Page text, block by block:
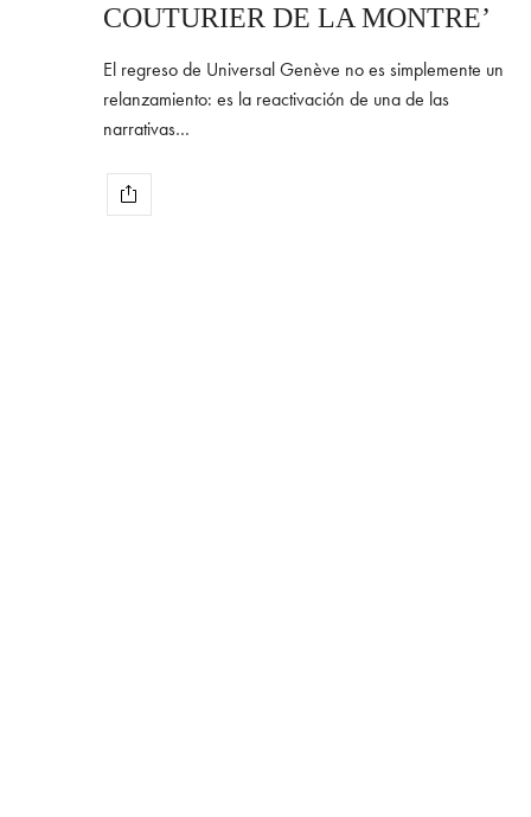
COUTURIER DE LA MONTRE’
El regreso de Universal Genève no es simplemente un
relanzamiento: es la reactivación de una de las
narrativas…